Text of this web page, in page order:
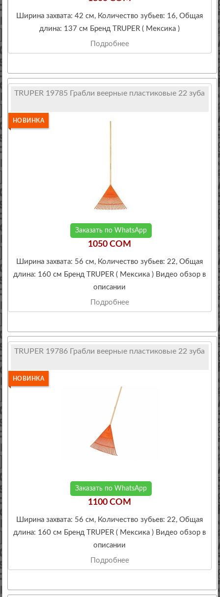
Ширина захвата: 42 см, Количество зубьев: 16, Общая
длина: 137 см Бренд TRUPER ( Мексика )
Подробнее
TRUPER 19785 Грабли веерные пластиковые 22 зуба
НОВИНКА
Заказать по WhatsApp
1050 COM
Ширина захвата: 56 см, Количество зубьев: 22, Общая
длина: 160 см Бренд TRUPER ( Мексика ) Видео обзор в
описании
Подробнее
TRUPER 19786 Грабли веерные пластиковые 22 зуба
НОВИНКА
Заказать по WhatsApp
1100 COM
Ширина захвата: 56 см, Количество зубьев: 22, Общая
длина: 160 см Бренд TRUPER ( Мексика ) Видео обзор в
описании
Подробнее